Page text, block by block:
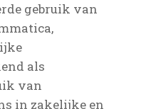
gebruik van
als
van
in zakelijke en